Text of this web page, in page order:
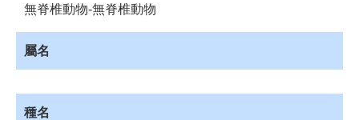
理
源
藏
無脊椎動物-無脊椎動物
屬名
種名